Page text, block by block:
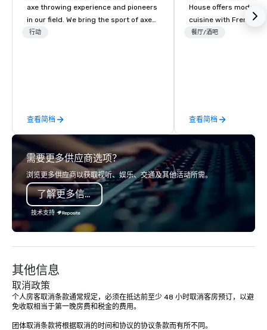
axe throwing experience and pioneers
in our field. We bring the sport of axe
throwing into the modern corporate
are expertly facilitated by our skilled
staff. We ensure a safe, fun, and
smooth experience, whether you're
planning a small team outing or a
large-scale corporate function. Is
your team ready to step outside the
box with BATL and make remarkable
memories that leave a lasting mark?
行动
查看简档
House offers modern
cuisine with French
high-quality dishes,
celebrations starting
up to 130 guests. Visit
an elevated dining
餐厅/酒吧
查看简档
需要更多供应商选项？
浏览更多供应商以获取视听、娱乐、交通及其他活动所需。
了解更多信息
技术支持
其他信息
取消政策
个人房客取消条款通常规定，必须在抵达前至少 48 小时取消客房预订，以避
免收取相当于第一晚房费和税金的费用。
团体取消条款将根据取消的时间和协议的协议条款而有所不同。